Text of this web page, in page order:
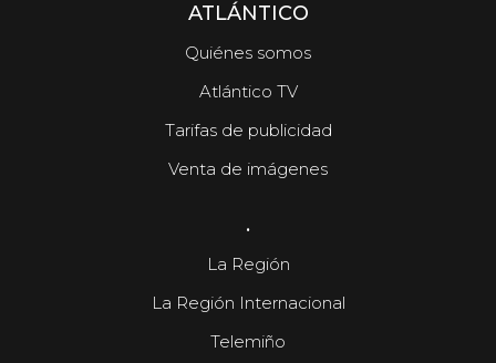
ATLÁNTICO
Quiénes somos
Atlántico TV
Tarifas de publicidad
Venta de imágenes
.
La Región
La Región Internacional
Telemiño